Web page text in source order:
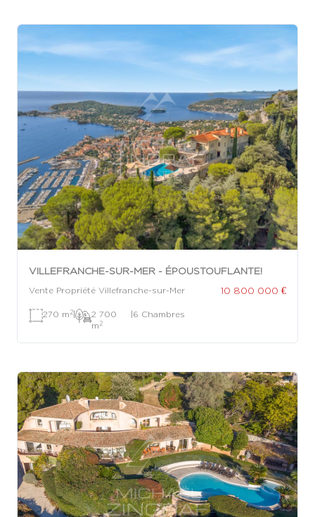
VILLEFRANCHE-SUR-MER - ÉPOUSTOUFLANTE!
Vente Propriété Villefranche-sur-Mer 10 800 000 €
270 m 2|
2 700
m 2
|6 Chambres